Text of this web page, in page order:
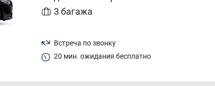
3 багажа
Встреча по звонку
20 мин. ожидания бесплатно